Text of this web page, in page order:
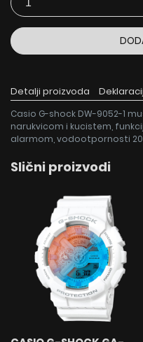
Detalji proizvoda
Casio G-shock DW-9052-1
narukvicom i kucistem,
alarmom, vodootpornosti
Slični proizvodi